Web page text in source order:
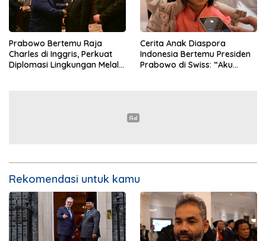
Prabowo Bertemu Raja
Charles di Inggris, Perkuat
Diplomasi Lingkungan Melalui
Cerita Anak Diaspora
Indonesia Bertemu Presiden
Prabowo di Swiss: “Aku
Rekomendasi untuk kamu